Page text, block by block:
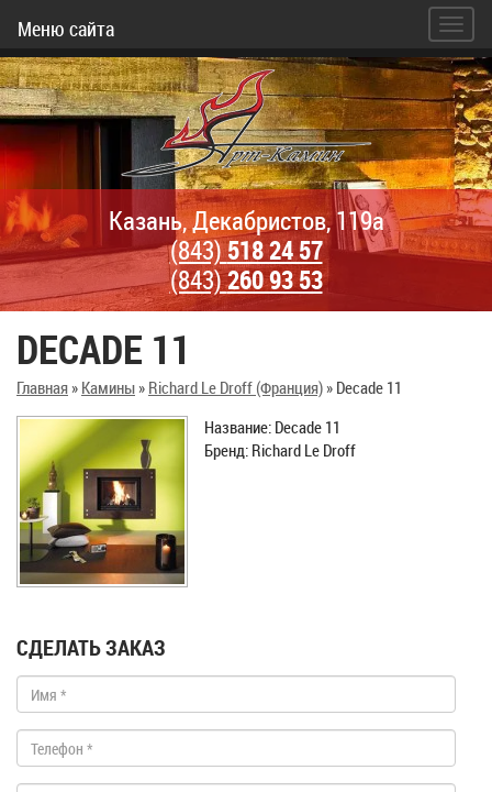
Меню сайта
Казань, Декабристов, 119а
(843)518 24 57
(843)260 93 53
DECADE 11
Главная» Камины» Richard Le Droff (Франция)» Decade 11
Название: Decade 11
Бренд: Richard Le Droff
СДЕЛАТЬ ЗАКАЗ